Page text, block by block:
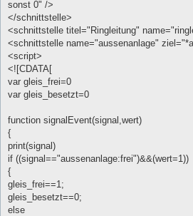
sonst 0" />
</schnittstelle>
<schnittstelle titel="Ringleitung"
<schnittstelle name="aussenanlage"
<script>
<![CDATA[
var gleis_frei=0
var gleis_besetzt=0
function signalEvent(signal,wert)
{
print(signal)
if ((signal=="aussenanlage:frei")&&(wert=1))
{
gleis_frei==1;
gleis_besetzt==0;
else